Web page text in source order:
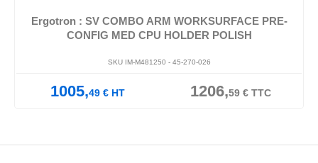
Ergotron : SV COMBO ARM WORKSURFACE PRE-
CONFIG MED CPU HOLDER POLISH
SKU IM-M481250 - 45-270-026
1005,49 € HT 1206,59€TTC